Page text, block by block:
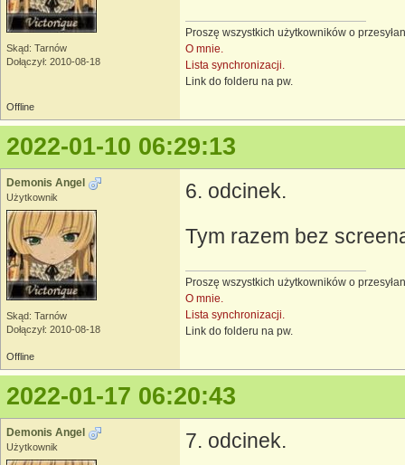
Skąd: Tarnów
Dołączył: 2010-08-18
Proszę wszystkich użytkowników o
O mnie.
Lista synchronizacji.
Link do folderu na pw.
Offline
2022-01-10 06:29:13
Demonis Angel
Użytkownik
Skąd: Tarnów
Dołączył: 2010-08-18
6. odcinek.
Tym razem bez
Proszę wszystkich użytkowników o
O mnie.
Lista synchronizacji.
Link do folderu na pw.
Offline
2022-01-17 06:20:43
Demonis Angel
Użytkownik 7. odcinek.